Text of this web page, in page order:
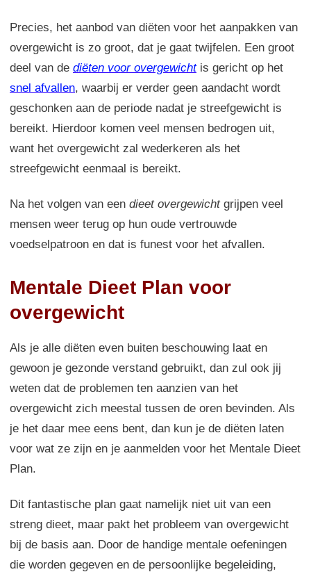
Precies, het aanbod van diëten voor het aanpakken van
overgewicht is zo groot, dat je gaat twijfelen. Een groot
deel van de diëten voor overgewichtis gericht op het
snel afvallen, waarbij er verder geen aandacht wordt
geschonken aan de periode nadat je streefgewicht is
bereikt. Hierdoor komen veel mensen bedrogen uit,
want het overgewicht zal wederkeren als het
streefgewicht eenmaal is bereikt.
Na het volgen van een dieet overgewichtgrijpen veel
mensen weer terug op hun oude vertrouwde
voedselpatroon en dat is funest voor het afvallen.
Mentale Dieet Plan voor
overgewicht
Als je alle diëten even buiten beschouwing laat en
gewoon je gezonde verstand gebruikt, dan zul ook jij
weten dat de problemen ten aanzien van het
overgewicht zich meestal tussen de oren bevinden. Als
je het daar mee eens bent, dan kun je de diëten laten
voor wat ze zijn en je aanmelden voor het Mentale Dieet
Plan.
Dit fantastische plan gaat namelijk niet uit van een
streng dieet, maar pakt het probleem van overgewicht
bij de basis aan. Door de handige mentale oefeningen
die worden gegeven en de persoonlijke begeleiding,